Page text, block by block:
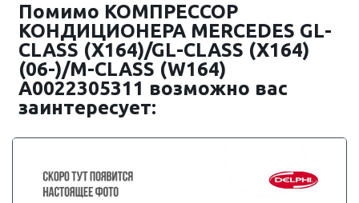
Помимо КОМПРЕССОР
КОНДИЦИОНЕРА MERCEDES GL-
CLASS (X164)/GL-CLASS (X164)
(06-)/M-CLASS (W164)
A0022305311 возможно вас
заинтересует: